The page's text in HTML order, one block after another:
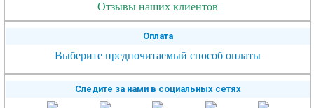
Отзывы наших клиентов
Оплата
Выберите предпочитаемый способ оплаты
Следите за нами в социальных сетях